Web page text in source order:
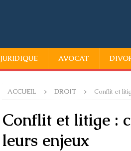
JURIDIQUE AVOCAT
ACCUEIL DROIT Conflit et
Conflit et litige :
leurs enjeux